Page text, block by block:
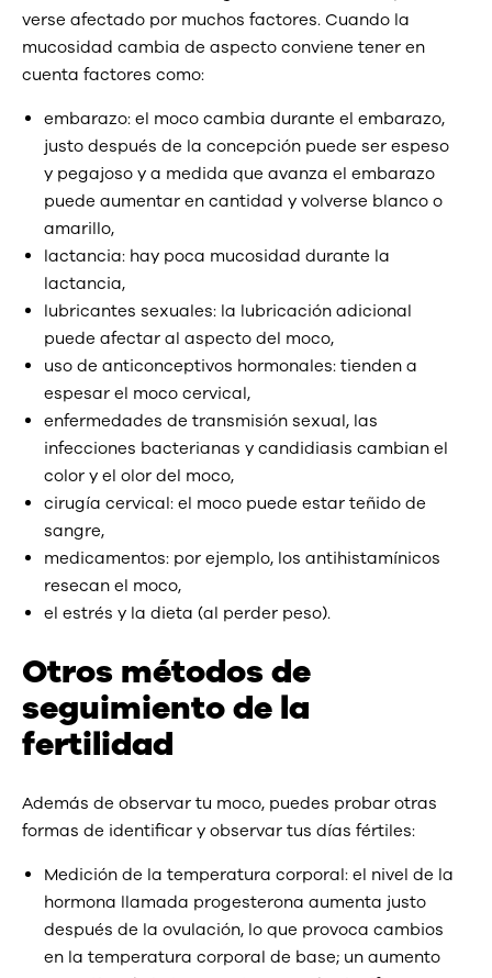
verse afectado por muchos factores. Cuando la
mucosidad cambia de aspecto conviene tener en
cuenta factores como:
embarazo: el moco cambia durante el embarazo,
justo después de la concepción puede ser espeso
y pegajoso y a medida que avanza el embarazo
puede aumentar en cantidad y volverse blanco o
amarillo,
lactancia: hay poca mucosidad durante la
lactancia,
lubricantes sexuales: la lubricación adicional
puede afectar al aspecto del moco,
uso de anticonceptivos hormonales: tienden a
espesar el moco cervical,
enfermedades de transmisión sexual, las
infecciones bacterianas y candidiasis cambian el
color y el olor del moco,
cirugía cervical: el moco puede estar teñido de
sangre,
medicamentos: por ejemplo, los antihistamínicos
resecan el moco,
el estrés y la dieta (al perder peso).
Otros métodos de
seguimiento de la
fertilidad
Además de observar tu moco, puedes probar otras
formas de identificar y observar tus días fértiles:
Medición de la temperatura corporal: el nivel de la
hormona llamada progesterona aumenta justo
después de la ovulación, lo que provoca cambios
en la temperatura corporal de base; un aumento